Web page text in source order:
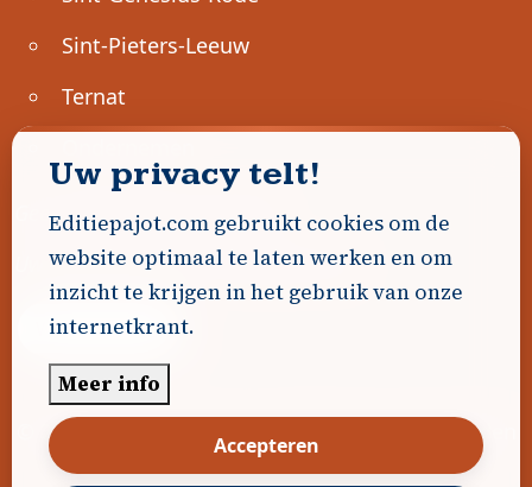
Sint-Pieters-Leeuw
Ternat
Geen advertenties gevonden.
Uw advertentie hier? Contacteer ons!
Word Partner!
© 2026 Editiepajot.com
Algemene voorwaarden
|Disclaimer Privacybeleid Cookiebeleid|
Uw privacy telt!
Editiepajot.com gebruikt cookies om de
website optimaal te laten werken en om
inzicht te krijgen in het gebruik van onze
internetkrant.
Meer info
Accepteren